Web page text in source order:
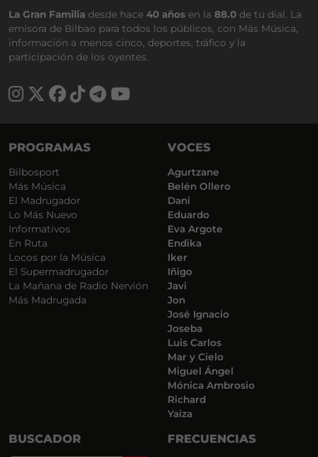
La Gran Familia desde hace 40 años en la 88.0 de tu dial. La
emisora de Bilbao para todos los públicos, con Más Música,
información a menos cinco, deportes, tráfico y la
participación de los oyentes.
PROGRAMAS
Bilbosport
Más Música
El Madrugador
Lo Más Nuevo
Informativos
En Ruta
Locos por la Música
El Supermadrugador
La Mañana de Radio Nervión
Más Madrugada
VOCES
Agurtzane
Belén Ollero
Dani
Eduardo
Eva Argote
Endika
Iker
Iñigo
Javi
Jon
José Ignacio
Joseba
Luis Carlos
Mar y Cielo
Miguel Ángel
Mónica Ambrosio
Richard
Yaiza
BUSCADOR FRECUENCIAS